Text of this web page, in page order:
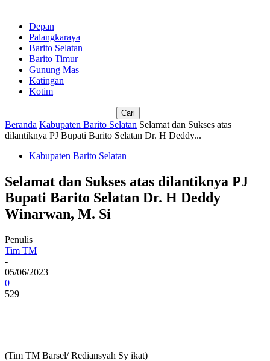
Depan
Palangkaraya
Barito Selatan
Barito Timur
Gunung Mas
Katingan
Kotim
Beranda Kabupaten Barito Selatan Selamat dan Sukses atas
dilantiknya PJ Bupati Barito Selatan Dr. H Deddy...
Kabupaten Barito Selatan
Selamat dan Sukses atas dilantiknya PJ
Bupati Barito Selatan Dr. H Deddy
Winarwan, M. Si
Penulis
Tim TM
-
05/06/2023
0
529
(Tim TM Barsel/ Rediansyah Sy ikat)